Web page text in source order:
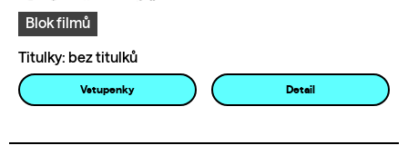
Blok filmů
Titulky: bez titulků
Vstupenky Detail